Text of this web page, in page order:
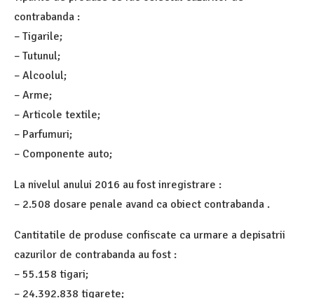
contrabanda :
– Tigarile;
– Tutunul;
– Alcoolul;
– Arme;
– Articole textile;
– Parfumuri;
– Componente auto;
La nivelul anului 2016 au fost inregistrare :
– 2.508 dosare penale avand ca obiect contrabanda .
Cantitatile de produse confiscate ca urmare a depisatrii
cazurilor de contrabanda au fost :
– 55.158 tigari;
– 24.392.838 tigarete;